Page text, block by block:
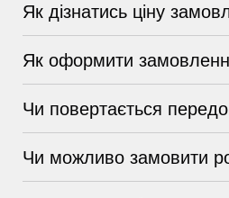
Як дізнатись ціну
Як оформити
Чи повертається
Чи можливо замовити